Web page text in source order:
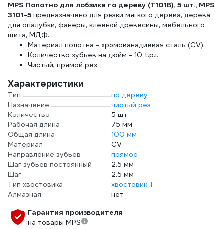
MPS Полотно для лобзика по дереву (T101B), 5 шт., MPS
3101-5 предназначено для резки мягкого дерева, дерева
для опалубки, фанеры, клееной древесины, мебельного
щита, МДФ.
Материал полотна - хромованадиевая сталь (CV).
Количество зубьев на дюйм - 10 t.p.i.
Чистый, прямой рез.
Характеристики
Тип
по дереву
Назначение
чистый рез
Количество
5 шт
Рабочая длина
75 мм
Общая длина
100 мм
Материал
CV
Направление зубьев
прямое
Шаг зубьев постоянный
2.5 мм
Шаг
2.5 мм
Тип хвостовика
хвостовик Т
Алмазная
нет
Гарантия производителя
на товары MPS